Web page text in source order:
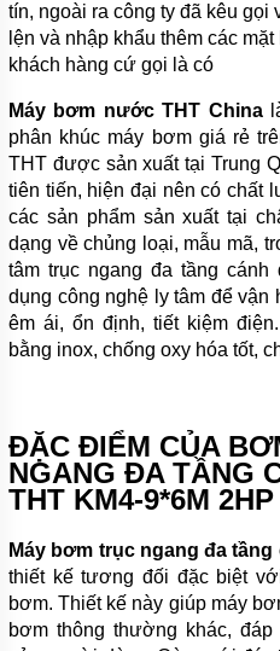
MÁY
BƠM
LY
TÂM
ĐỨNG
BƠM
LY TÂM
TRỤC
NGANG
ĐẦU
GANG
BƠM
LY TÂM
TRỤC
NGANG
BƠM
TRỤC
NGANG
ĐA
CÁNH
MÁY
BƠM
HỎA
TIỄN
tín, ngoài ra công ty đã kêu gọi
lện và nhập khẩu thêm các
khách hàng cứ gọi là có
Máy bơm nước THT China
phân khúc máy bơm giá rẻ
THT được sản xuất tại Trung
tiên tiến, hiện đại nên có chất
các sản phẩm sản xuất tại
dạng về chủng loại, mẫu mã,
tâm trục ngang đa tầng
dụng công nghệ ly tâm để vận
êm ái, ổn định, tiết kiệm
bằng inox, chống oxy hóa tốt,
ĐẶC ĐIỂM CỦA
NGANG ĐA TẦNG
THT KM4-9*6M 2HP
Máy bơm trục ngang đa tầng
thiết kế tương đối đặc biệt
bơm. Thiết kế này giúp máy
bơm thông thường khác,